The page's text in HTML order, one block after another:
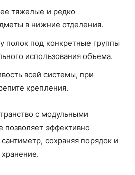
тяжелые и редко
в нижние отделения.
полок под конкретные группы
использования объема.
всей системы, при
крепления.
с модульными
позволяет эффективно
сохраняя порядок и